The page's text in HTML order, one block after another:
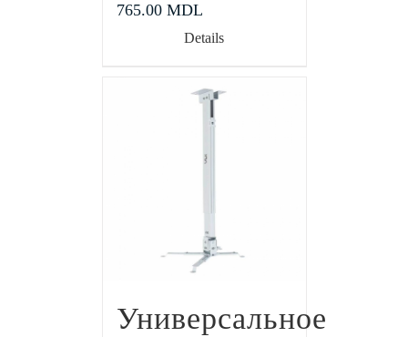
765.00 MDL
Details
Универсальное